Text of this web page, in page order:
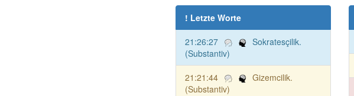
! Letzte Worte
21:26:27
Sokratesçilik.
(Substantiv)
21:21:44
Gizemcilik.
(Substantiv)